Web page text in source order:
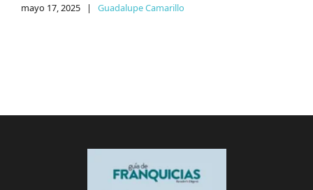
mayo 17, 2025 | Guadalupe Camarillo